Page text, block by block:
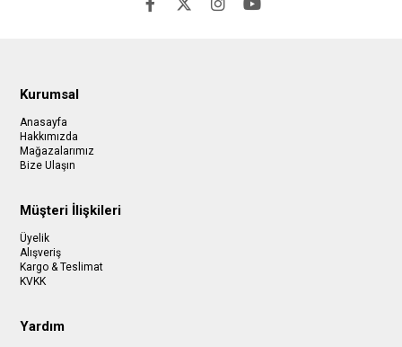
Kurumsal
Anasayfa
Hakkımızda
Mağazalarımız
Bize Ulaşın
Müşteri İlişkileri
Üyelik
Alışveriş
Kargo & Teslimat
KVKK
Yardım